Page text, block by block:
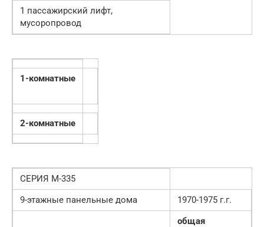
1 пассажирский лифт,
мусоропровод
1-комнатные
2-комнатные
СЕРИЯ М-335
9-этажные панельные дома
1970-1975 г.г.
общая